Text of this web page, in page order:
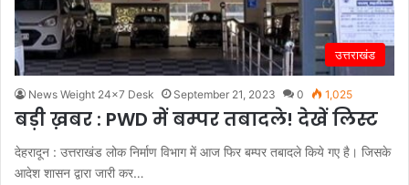
उत्तराखंड
News Weight 24x7 Desk September 21, 2023 0 1,025
बड़ी ख़बर : PWD में बम्पर तबादले! देखें लिस्ट
देहरादून : उत्तराखंड लोक निर्माण विभाग में आज फिर बम्पर तबादले किये गए है। जिसके
आदेश शासन द्वारा जारी कर…